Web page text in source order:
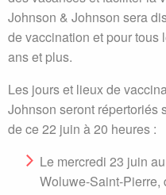
Johnson & Johnson sera
de vaccination et pour tous
ans et plus.
Les jours et lieux de
Johnson seront répertoriés
de ce 22 juin à 20 heures :
Le mercredi 23 juin
Woluwe-Saint-Pierre,